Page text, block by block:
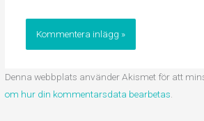
Denna webbplats använder Akismet för att
om hur din kommentarsdata bearbetas.